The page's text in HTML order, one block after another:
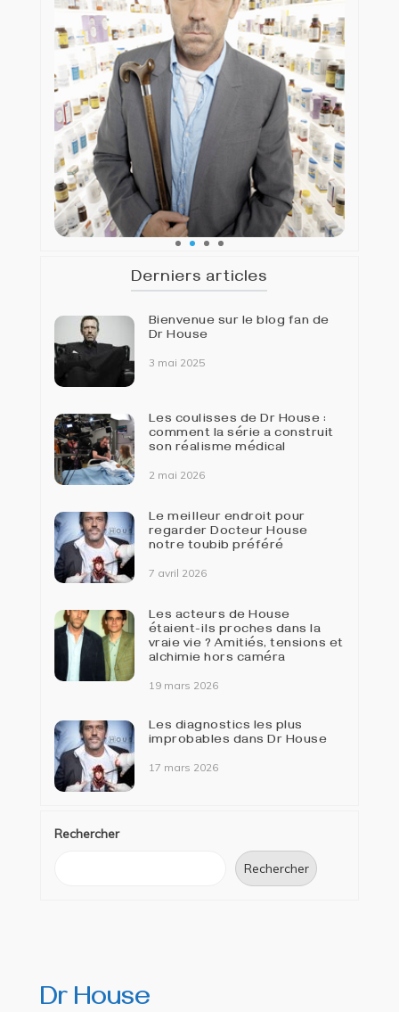
Derniers articles
Bienvenue sur le blog fan de
Dr House
3 mai 2025
Les coulisses de Dr House :
comment la série a construit
son réalisme médical
2 mai 2026
Le meilleur endroit pour
regarder Docteur House
notre toubib préféré
7 avril 2026
Les acteurs de House
étaient-ils proches dans la
vraie vie ? Amitiés, tensions et
alchimie hors caméra
19 mars 2026
Les diagnostics les plus
improbables dans Dr House
17 mars 2026
Rechercher
Rechercher
Dr House